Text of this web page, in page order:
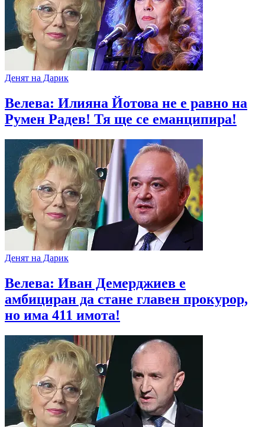
Денят на Дарик
Велева: Илияна Йотова не е равно на
Румен Радев! Тя ще се еманципира!
Денят на Дарик
Велева: Иван Демерджиев е
амбициран да стане главен прокурор,
но има 411 имота!